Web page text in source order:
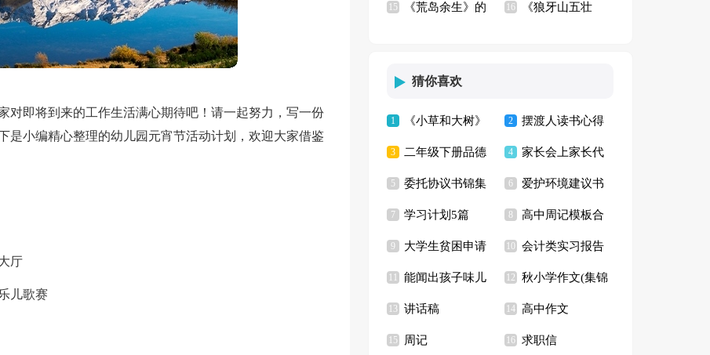
对即将到来的工作生活满心期待吧！请一起努力，写一份
是小编精心整理的幼儿园元宵节活动计划，欢迎大家借鉴
厅
儿歌赛
篇) (汇编15篇)
15 《荒岛余生》的 16 《狼牙山五壮
猜你喜欢
1 《小草和大树》
读后感(集合15篇)
2 摆渡人读书心得
【推荐】
3 二年级下册品德
与生活教学计划
4 家长会上家长代
表发言稿(15篇)
5 委托协议书锦集
六篇
6 爱护环境建议书
(精选15篇)
7 学习计划5篇 8 高中周记模板合
集七篇
9 大学生贫困申请
书【热】
10 会计类实习报告
汇编七篇
能闻出孩子味儿
的乌龟读后感(通用
15篇)
12 秋小学作文(集锦
15篇)
13 讲话稿 14 高中作文
15 周记 16 求职信